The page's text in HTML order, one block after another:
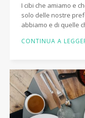
I cibi che amiamo e
solo delle nostre
abbiamo e di quelle
CONTINUA A